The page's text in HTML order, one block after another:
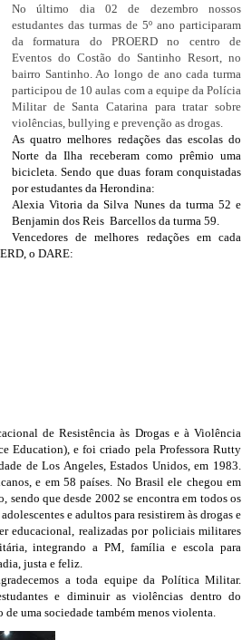
No último dia 02 de dezembro nossos
estudantes das turmas de 5º ano participaram
da formatura do PROERD no centro de
Eventos do Costão do Santinho Resort, no
bairro Santinho. Ao longo de ano cada turma
participou de 10 aulas com a equipe da Polícia
Militar de Santa Catarina para tratar sobre
violências, bullying e prevenção as drogas.
As quatro melhores redações das escolas do
Norte da Ilha receberam como prêmio uma
bicicleta. Sendo que duas foram conquistadas
por estudantes da Herondina:
Alexia Vitoria da Silva Nunes da turma 52 e
Benjamin dos Reis  Barcellos da turma 59.
Vencedores de melhores redações em cada
o DARE:
de Resistência às Drogas e à Violência
Education), e foi criado pela Professora Rutty
de Los Angeles, Estados Unidos, em 1983.
e em 58 países. No Brasil ele chegou em
que desde 2002 se encontra em todos os
e adultos para resistirem às drogas e
educacional, realizadas por policiais militares
integrando a PM, família e escola para
justa e feliz.
a toda equipe da Política Militar.
e diminuir as violências dentro do
uma sociedade também menos violenta.